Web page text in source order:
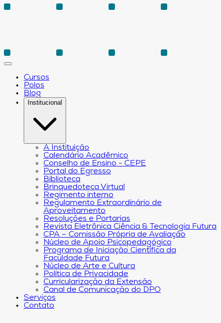
Cursos
Polos
Blog
Institucional
A Instituição
Calendário Acadêmico
Conselho de Ensino - CEPE
Portal do Egresso
Biblioteca
Brinquedoteca Virtual
Regimento interno
Regulamento Extraordinário de
Aproveitamento
Resoluções e Portarias
Revista Eletrônica Ciência & Tecnologia Futura
CPA – Comissão Própria de Avaliação
Núcleo de Apoio Psicopedagógico
Programa de Iniciação Científica da
Faculdade Futura
Núcleo de Arte e Cultura
Política de Privacidade
Curricularização da Extensão
Canal de Comunicação do DPO
Serviços
Contato